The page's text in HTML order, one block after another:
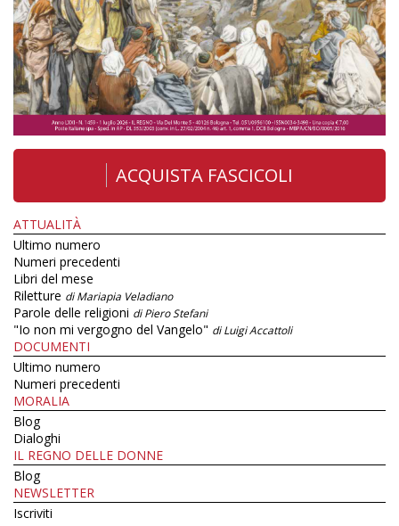
ACQUISTA FASCICOLI
ATTUALITÀ
Ultimo numero
Numeri precedenti
Libri del mese
Riletture di Mariapia Veladiano
Parole delle religioni di Piero Stefani
"Io non mi vergogno del Vangelo" di Luigi Accattoli
DOCUMENTI
Ultimo numero
Numeri precedenti
MORALIA
Blog
Dialoghi
IL REGNO DELLE DONNE
Blog
NEWSLETTER
Iscriviti